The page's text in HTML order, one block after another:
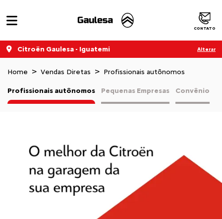
CONTATO
Citroën Gaulesa - Iguatemi Alterar
Home Vendas Diretas Profissionais autônomos
Pequenas Empresas
Profissionais autônomos Convênio